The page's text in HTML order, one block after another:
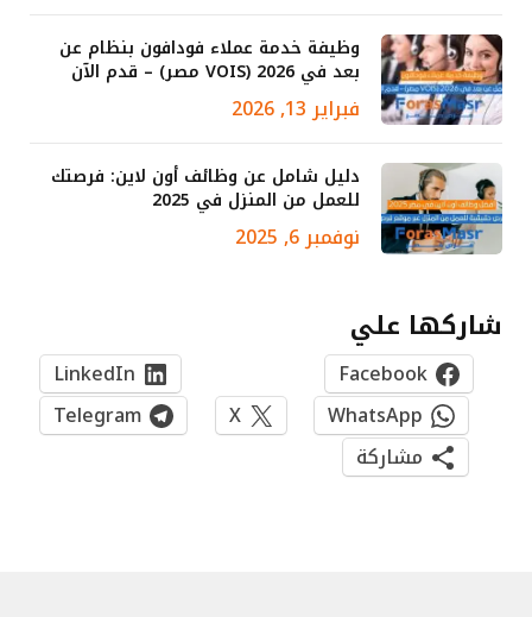
وظيفة خدمة عملاء فودافون بنظام عن
بعد في 2026 (VOIS مصر) – قدم الآن
فبراير 13, 2026
دليل شامل عن وظائف أون لاين: فرصتك
للعمل من المنزل في 2025
نوفمبر 6, 2025
شاركها علي
Facebook
LinkedIn
WhatsApp
X
Telegram
مشاركة